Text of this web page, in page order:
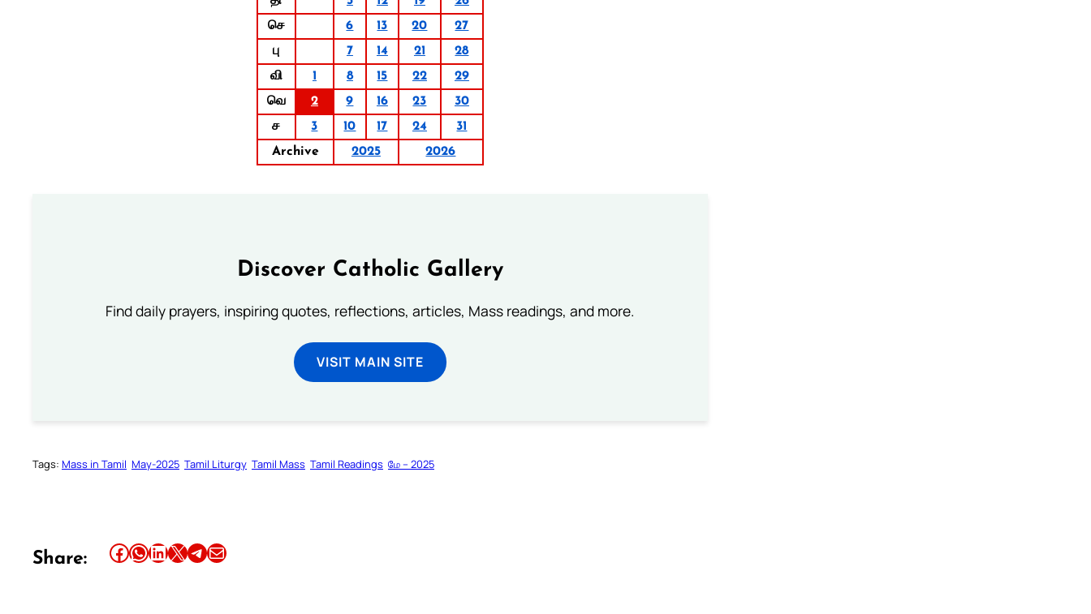
செ
6 13 20
27
பு
7 14 21
28
வி
1 8 15 22
29
வெ
2 9 16 23
30
ச
3 10 17 24
31
Archive
2025 2026
Discover Catholic Gallery
Find daily prayers, inspiring quotes, reflections, articles, Mass readings, and more.
VISIT MAIN SITE
Tags: Mass in Tamil May-2025 Tamil Liturgy Tamil Mass Tamil Readings மே – 2025
Share: Share this article on Facebook Share this article on WhatsApp Share this article on LinkedIn Share this article on X Share this article on TelegramEmail this Article